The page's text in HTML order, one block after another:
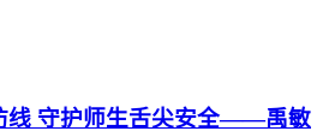
线 守护师生舌尖安全——禹敏